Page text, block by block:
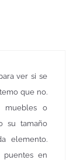
ver si se
que no.
muebles o
su tamaño
elemento.
puentes en